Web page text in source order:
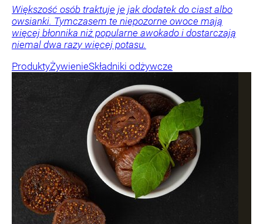
Większość osób traktuje je jak dodatek do ciast albo
owsianki. Tymczasem te niepozorne owoce mają
więcej błonnika niż popularne awokado i dostarczają
niemal dwa razy więcej potasu.
ProduktyŻywienieSkładniki odżywcze